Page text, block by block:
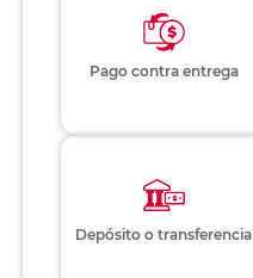
Pago contra entrega
Depósito o transferencia